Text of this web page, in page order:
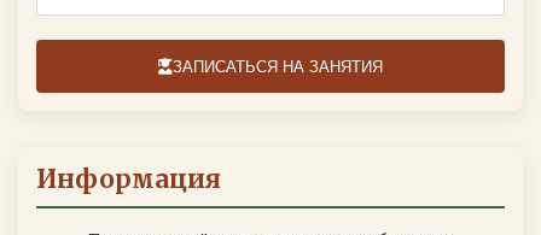
ЗАПИСАТЬСЯ НА ЗАНЯТИЯ
Информация